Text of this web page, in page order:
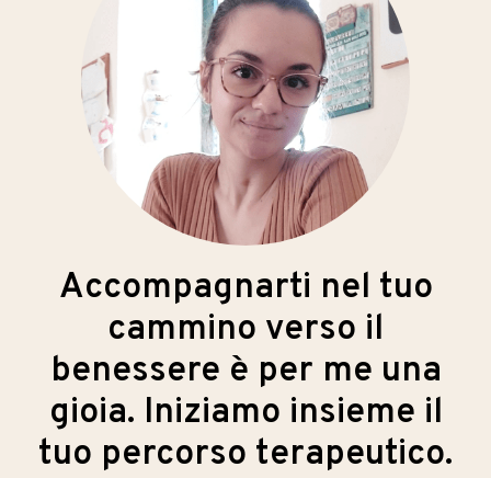
Accompagnarti nel tuo
cammino verso il
benessere è per me una
gioia. Iniziamo insieme il
tuo percorso terapeutico.